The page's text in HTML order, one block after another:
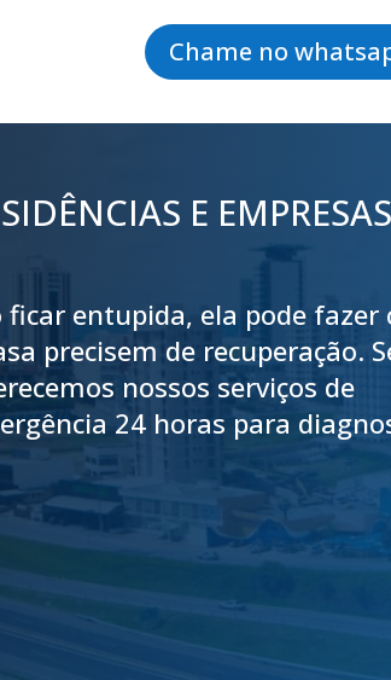
Chame no
E
ficar entupida, ela pode fazer
precisem de recuperação.
nossos serviços de
24 horas para